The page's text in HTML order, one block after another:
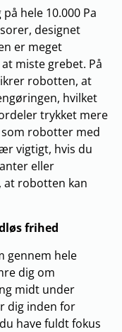
hele 10.000 Pa
designet
er meget
miste grebet. På
robotten, at
hvilket
trykket mere
robotter med
vigtigt, hvis du
eller
at robotten kan
frihed
gennem hele
dig om
midt under
dig inden for
have fuldt fokus